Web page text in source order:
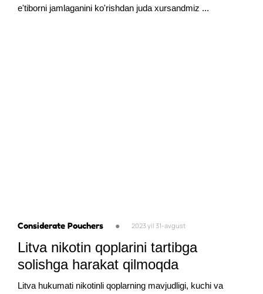
e'tiborni jamlaganini ko'rishdan juda xursandmiz ...
Considerate Pouchers ● 2023 yil 31-avgust
Litva nikotin qoplarini tartibga
solishga harakat qilmoqda
Litva hukumati nikotinli qoplarning mavjudligi, kuchi va